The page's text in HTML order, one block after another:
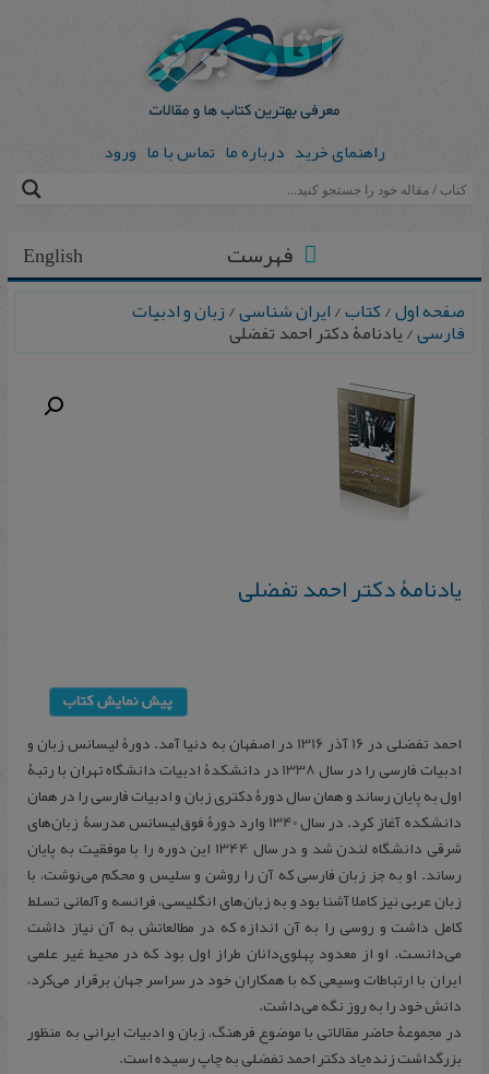
راهنمای خرید درباره ما تماس با ما ورود
English فهرست
صفحه اول/کتاب/ایران شناسی/زبان و ادبیات
فارسی/ یادنامۀ دکتر احمد تفضلی
یادنامۀ دکتر احمد تفضلی
احمد تفضلی در 16 آذر 1316 در اصفهان به دنیا آمد. دورۀ لیسانس زبان و
ادبیات فارسی را در سال 1338 در دانشکدۀ ادبیات دانشگاه تهران با رتبۀ
اول به پایان رساند و همان سال دورۀ دکتری زبان و ادبیات فارسی را در همان
دانشکده آغاز کرد. در سال 1340 وارد دورۀ فوق‌لیسانس مدرسۀ زبان‌های
شرقی دانشگاه لندن شد و در سال 1344 این دوره را با موفقیت به پایان
رساند. او به جز زبان فارسی که آن را روشن و سلیس و محکم می‌نوشت، با
زبان عربی نیز کاملا آشنا بود و به زبان‌های انگلیسی، فرانسه و آلمانی تسلط
کامل داشت و روسی را به آن اندازه که در مطالعاتش به آن نیاز داشت
می‌دانست. او از معدود پهلوی‌دانان طراز اول بود که در محیط غیر علمی
ایران با ارتباطات وسیعی که با همکاران خود در سراسر جهان برقرار می‌کرد،
دانش خود را به روز نگه می‌داشت.
در مجموعۀ حاضر مقالاتی با موضوع فرهنگ، زبان و ادبیات ایرانی به منظور
بزرگداشت زنده‌یاد دکتر احمد تفضلی به چاپ رسیده است.